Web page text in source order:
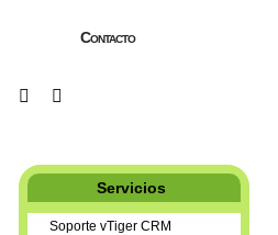
Contacto
Servicios
Soporte vTiger CRM